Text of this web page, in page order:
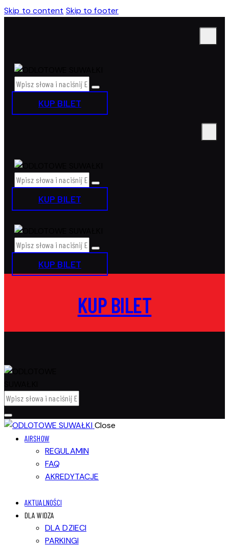
Skip to content Skip to footer
KUP BILET
KUP BILET
KUP BILET
KUP BILET
Close
AIRSHOW
REGULAMIN
FAQ
AKREDYTACJE
AKTUALNOŚCI
DLA WIDZA
DLA DZIECI
PARKINGI